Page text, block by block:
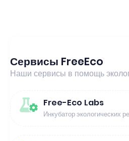
Сервисы FreeEco
Наши сервисы в помощь
Free-Eco Labs
Инкубатор экологических